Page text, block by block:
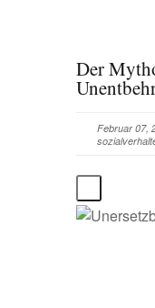
Der
Februar 07,